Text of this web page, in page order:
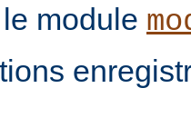
module